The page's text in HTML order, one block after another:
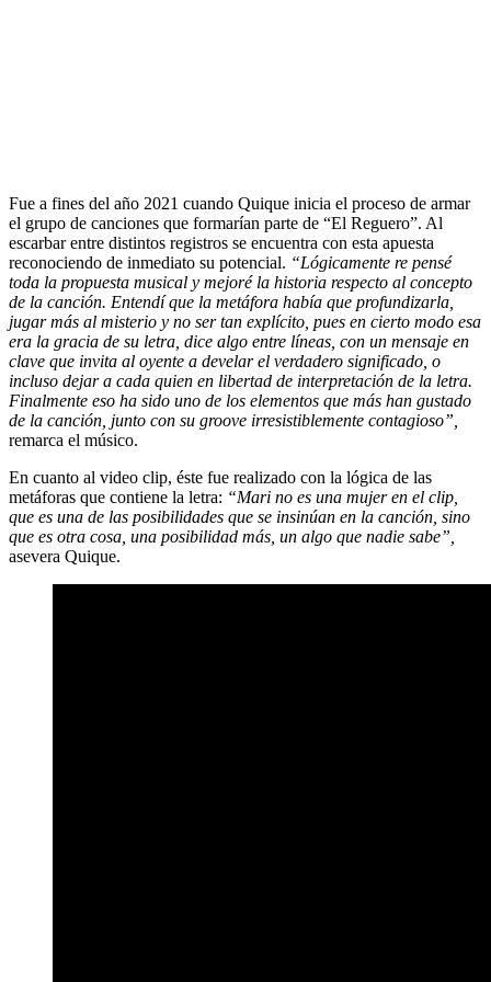
Fue a fines del año 2021 cuando Quique inicia el proceso de armar
el grupo de canciones que formarían parte de “El Reguero”. Al
escarbar entre distintos registros se encuentra con esta apuesta
reconociendo de inmediato su potencial. “Lógicamente re pensé
toda la propuesta musical y mejoré la historia respecto al concepto
de la canción. Entendí que la metáfora había que profundizarla,
jugar más al misterio y no ser tan explícito, pues en cierto modo esa
era la gracia de su letra, dice algo entre líneas, con un mensaje en
clave que invita al oyente a develar el verdadero significado, o
incluso dejar a cada quien en libertad de interpretación de la letra.
Finalmente eso ha sido uno de los elementos que más han gustado
de la canción, junto con su groove irresistiblemente contagioso”,
remarca el músico.
En cuanto al video clip, éste fue realizado con la lógica de las
metáforas que contiene la letra: “Mari no es una mujer en el clip,
que es una de las posibilidades que se insinúan en la canción, sino
que es otra cosa, una posibilidad más, un algo que nadie sabe”,
asevera Quique.